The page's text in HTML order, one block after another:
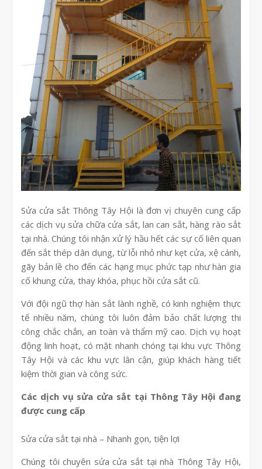
Sửa cửa sắt Thông Tây Hội là đơn vị chuyên cung cấp
các dịch vụ sửa chữa cửa sắt, lan can sắt, hàng rào sắt
tại nhà. Chúng tôi nhận xử lý hầu hết các sự cố liên quan
đến sắt thép dân dụng, từ lỗi nhỏ như kẹt cửa, xệ cánh,
gãy bản lề cho đến các hạng mục phức tạp như hàn gia
cố khung cửa, thay khóa, phục hồi cửa sắt cũ.
Với đội ngũ thợ hàn sắt lành nghề, có kinh nghiệm thực
tế nhiều năm, chúng tôi luôn đảm bảo chất lượng thi
công chắc chắn, an toàn và thẩm mỹ cao. Dịch vụ hoạt
động linh hoạt, có mặt nhanh chóng tại khu vực Thông
Tây Hội và các khu vực lân cận, giúp khách hàng tiết
kiệm thời gian và công sức.
Các dịch vụ sửa cửa sắt tại Thông Tây Hội đang
được cung cấp
Sửa cửa sắt tại nhà – Nhanh gọn, tiện lợi
Chúng tôi chuyên sửa cửa sắt tại nhà Thông Tây Hội,